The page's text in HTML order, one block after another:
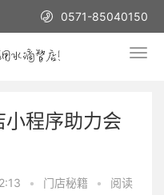
0571-85040150
程序助力会
• 门店秘籍 •
阅读